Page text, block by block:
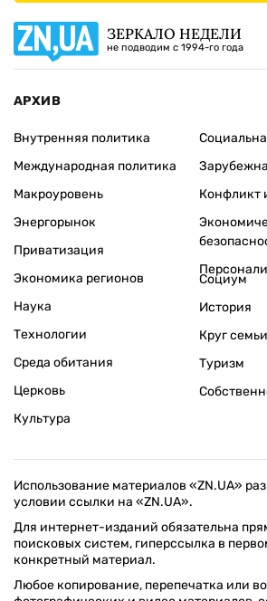
ЗЕРКАЛО НЕДЕЛИ
не подводим с 1994-го года
АРХИВ
Внутренняя политика
Международная политика
Макроуровень
Энергорынок
Приватизация
Экономика регионов
Конфликт
Наука
Технологии
Среда обитания
Церковь
Культура
Социум
История
Круг семьи
Туризм
Использование материалов «ZN.UA»
условии ссылки на «ZN.UA».
Для интернет-изданий обязательна
поисковых систем, гиперссылка в
конкретный материал.
Любое копирование, перепечатка или